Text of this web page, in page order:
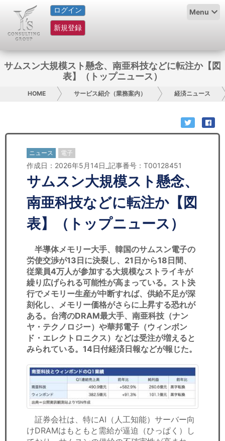
ログイン
新規登録
Menu
HOME
サービス紹介
お問い合わせ
日本人にPR
コンサルティング
リサーチ
セミナー
経済ニュース
労務顧問
ＩＴ
飲食店情報
サムスン大規模スト懸念、南亜科技などに転注か【図
表】（トップニュース）
HOME サービス紹介（業務案内） 経済ニュース
ニュース 電子
作成日：2026年5月14日_記事番号：T00128451
サムスン大規模スト懸念、
南亜科技などに転注か【図
表】（トップニュース）
半導体メモリー大手、韓国のサムスン電子の
労使交渉が13日に決裂し、21日から18日間、
従業員4万人が参加する大規模なストライキが
繰り広げられる可能性が高まっている。スト決
行でメモリー生産が中断すれば、供給不足が深
刻化し、メモリー価格がさらに上昇する恐れが
ある。台湾のDRAM最大手、南亜科技（ナン
ヤ・テクノロジー）や華邦電子（ウィンボン
ド・エレクトロニクス）などは受注が増えると
みられている。14日付経済日報などが報じた。
証券会社は、特にAI（人工知能）サーバー向
けDRAMはもともと需給が逼迫（ひっぱく）し